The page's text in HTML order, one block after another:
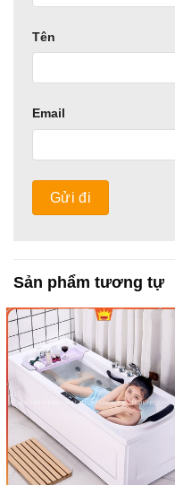
Tên
Email
Sản phẩm tương tự